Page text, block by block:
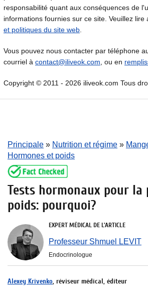
responsabilité quant aux conséquences de
informations fournies sur ce site. Veuillez lire
et politiques du site web
Vous pouvez nous contacter par téléphone
courriel à contact@iliveok.com , ou en
Copyright © 2011 - 2026 iliveok.com Tous
Principale » Nutrition et régime »
Hormones et poids
Tests hormonaux pour la
poids: pourquoi?
EXPERT MÉDICAL DE L'ARTICLE
Professeur Shmuel LEVIT
Endocrinologue
Alexey Krivenko, réviseur médical, éditeur